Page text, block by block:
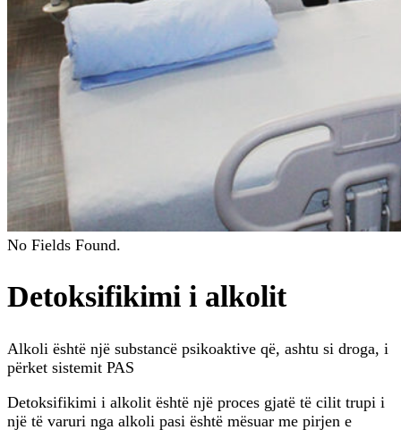
No Fields Found.
Detoksifikimi i alkolit
Alkoli është një substancë psikoaktive që, ashtu si droga, i
përket sistemit PAS
Detoksifikimi i alkolit është një proces gjatë të cilit trupi i
një të varuri nga alkoli pasi është mësuar me pirjen e